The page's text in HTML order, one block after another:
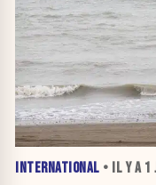
INTERNATIONAL • IL Y A 1